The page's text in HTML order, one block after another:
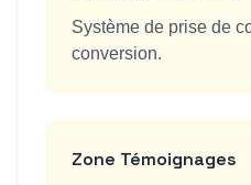
Système de prise de
conversion.
Zone Témoignages